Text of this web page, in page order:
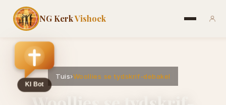
NG KerkVishoek
Tuis›Woollies se tydskrif-debakel